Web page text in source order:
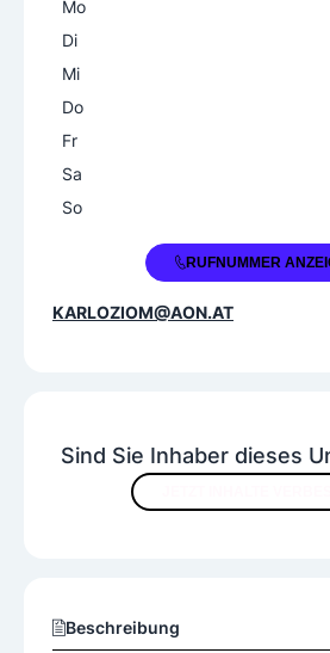
Produktangebot
Lüftungsanlagen
Solaranlagen
Wasseraufbereitungsanlagen
Sind Sie Inhaber dieses
Beschreibung
Mo
Di
Mi
Do
Fr
Sa
So
+43 664 1615413RUFNUMMER
KARLOZIOM@AON.AT